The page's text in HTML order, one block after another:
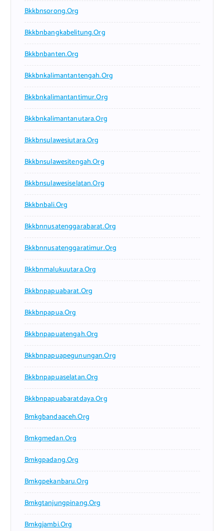
Bkkbnsorong.org
Bkkbnbangkabelitung.org
Bkkbnbanten.org
Bkkbnkalimantantengah.org
Bkkbnkalimantantimur.org
Bkkbnkalimantanutara.org
Bkkbnsulawesiutara.org
Bkkbnsulawesitengah.org
Bkkbnsulawesiselatan.org
Bkkbnbali.org
Bkkbnnusatenggarabarat.org
Bkkbnnusatenggaratimur.org
Bkkbnmalukuutara.org
Bkkbnpapuabarat.org
Bkkbnpapua.org
Bkkbnpapuatengah.org
Bkkbnpapuapegunungan.org
Bkkbnpapuaselatan.org
Bkkbnpapuabaratdaya.org
Bmkgbandaaceh.org
Bmkgmedan.org
Bmkgpadang.org
Bmkgpekanbaru.org
Bmkgtanjungpinang.org
Bmkgjambi.org